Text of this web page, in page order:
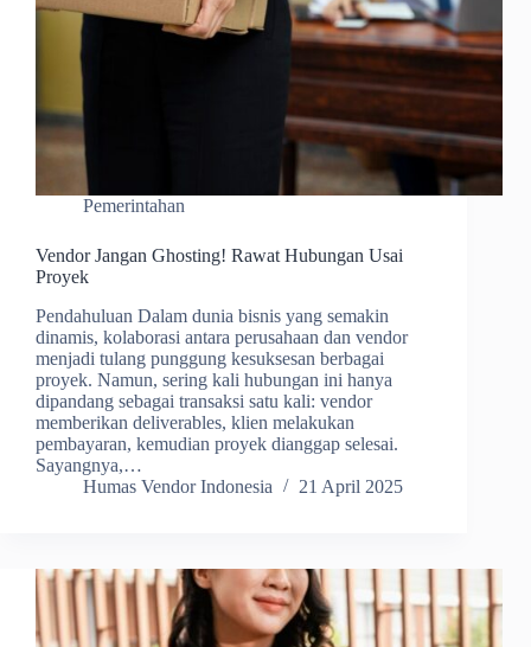
Pemerintahan
Vendor Jangan Ghosting! Rawat Hubungan Usai
Proyek
Pendahuluan Dalam dunia bisnis yang semakin
dinamis, kolaborasi antara perusahaan dan vendor
menjadi tulang punggung kesuksesan berbagai
proyek. Namun, sering kali hubungan ini hanya
dipandang sebagai transaksi satu kali: vendor
memberikan deliverables, klien melakukan
pembayaran, kemudian proyek dianggap selesai.
Sayangnya,…
Humas Vendor Indonesia
21 April 2025